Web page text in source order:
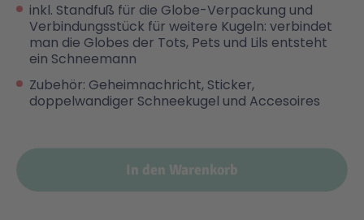
Minecraft™
Minifiguren
Speed Champions
NOVELMORE
Sports Action
Wiltopia
inkl. Standfuß für die Globe-Verpackung und
Verbindungsstück für weitere Kugeln: verbindet
man die Globes der Tots, Pets und Lils entsteht
ein Schneemann
Zubehör: Geheimnachricht, Sticker,
doppelwandiger Schneekugel und Accesoires
In den Warenkorb